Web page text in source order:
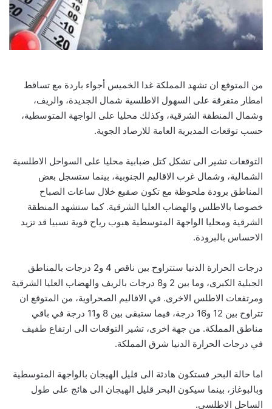
من المتوقع ان تشهد المملكة غدا الخميس أجواء باردة مع تساقط
امطار متفرقة على السهول الاطلسية شمال الجديدة، والريف،
وشمال المنطقة الشرقية، وكذلك محليا على الواجهة المتوسطية،
حسب توقعات المديرية العامة للارصاد الجوية.
التوقعات تشير الى تشكل كتل ضبابية محليا على السواحل الاطلسية
الشمالية، وشمال غرب الاقاليم الجنوبية، بينما ستسجل بعض
المناطق برودة ملحوظة مع تكون صقيع خلال ساعات الصباح
خصوصا بالاطلس والهضاب العليا الشرقية. كما ستشهد المنطقة
الشرقية ومحليا الواجهة المتوسطية هبوب رياح قوية نسبيا قد تزيد
الاحساس بالبرودة.
درجات الحرارة الدنيا ستتراوح بين ناقص 4 و2 درجات بالمناطق
الجبلية الكبرى، وما بين 2 و8 درجات بالريف والهضاب العليا الشرقية
ومرتفعات الاطلس الاخرى. في الاقاليم الصحراوية، من المتوقع ان
تتراوح بين 12 و16 درجة، فيما ستبقى بين 8 و11 درجة في باقي
مناطق المملكة. من جهة اخرى، تشير التوقعات الى ارتفاع طفيف
في درجات الحرارة الدنيا شرق المملكة.
اما حالة البحر فستكون هادئة الى قليل الهيجان بالواجهة المتوسطية
وبالبوغاز، بينما سيكون البحر قليل الهيجان الى هائج على طول
الساحل الاطلسي.